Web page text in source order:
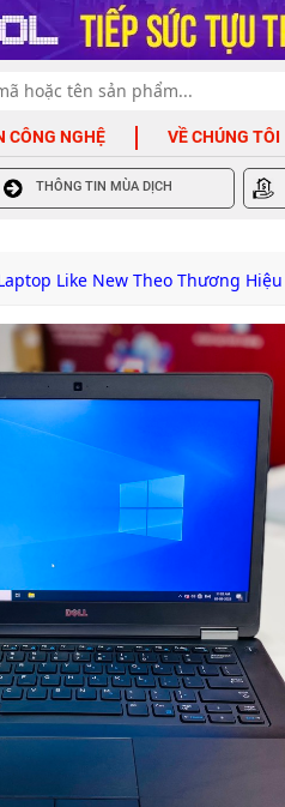
CÔNG NGHỆ VỀ CHÚNG TÔI
THÔNG TIN MÙA DỊCH
Like New Theo Thương Hiệu